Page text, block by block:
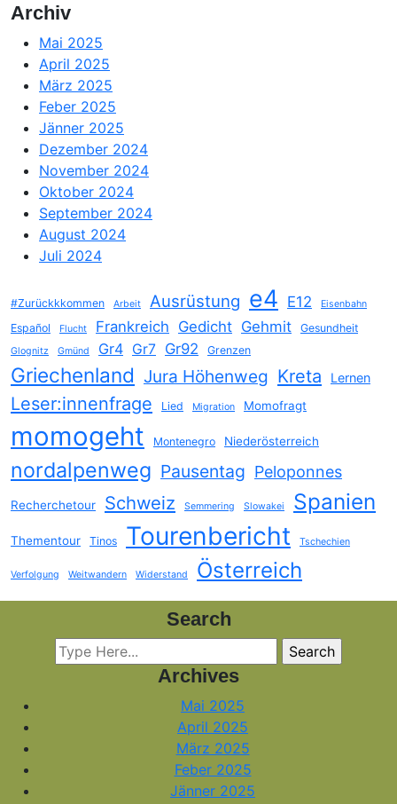
Archiv
Mai 2025
April 2025
März 2025
Feber 2025
Jänner 2025
Dezember 2024
November 2024
Oktober 2024
September 2024
August 2024
Juli 2024
#Zurückkkommen Arbeit Ausrüstung e4 E12 Eisenbahn
Español Flucht Frankreich Gedicht Gehmit Gesundheit
Glognitz Gmünd Gr4 Gr7 Gr92 Grenzen
Griechenland Jura Höhenweg Kreta Lernen
Leser:innenfrage Lied Migration Momofragt
momogeht Montenegro Niederösterreich
nordalpenweg Pausentag Peloponnes
Recherchetour Schweiz Semmering Slowakei Spanien
Thementour Tinos Tourenbericht Tschechien
Verfolgung Weitwandern Widerstand Österreich
Search
Archives
Mai 2025
April 2025
März 2025
Feber 2025
Jänner 2025